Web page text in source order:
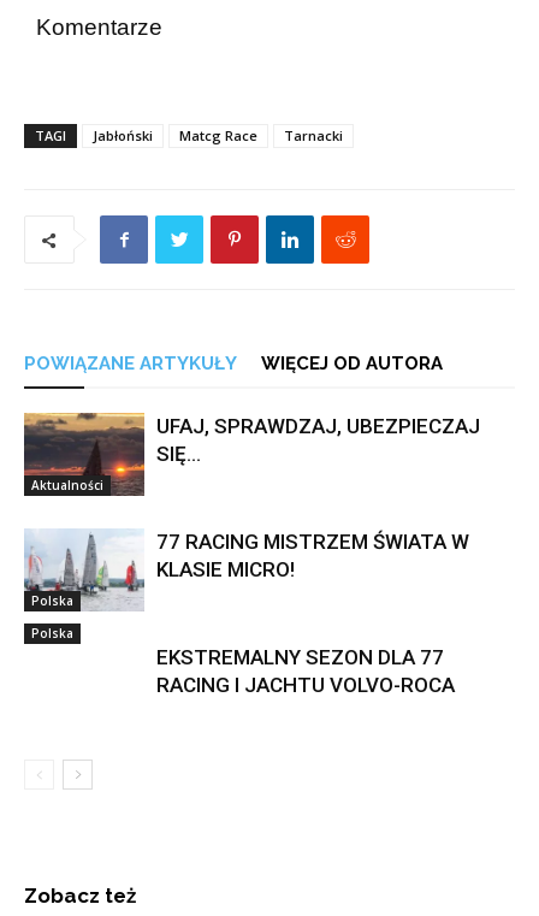
Komentarze
TAGI Jabłoński Matcg Race Tarnacki
POWIĄZANE ARTYKUŁY WIĘCEJ OD AUTORA
Aktualności
UFAJ, SPRAWDZAJ, UBEZPIECZAJ
SIĘ…
Polska
77 RACING MISTRZEM ŚWIATA W
KLASIE MICRO!
Polska
EKSTREMALNY SEZON DLA 77
RACING I JACHTU VOLVO-ROCA
Zobacz też